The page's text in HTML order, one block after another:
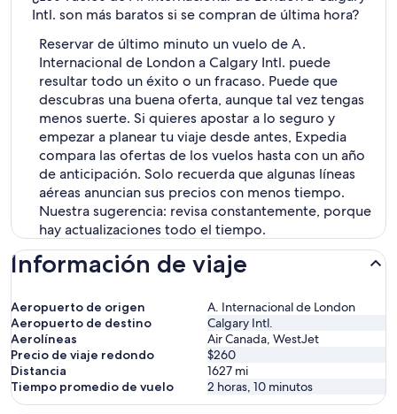
Intl. son más baratos si se compran de última hora?
Reservar de último minuto un vuelo de A.
Internacional de London a Calgary Intl. puede
resultar todo un éxito o un fracaso. Puede que
descubras una buena oferta, aunque tal vez tengas
menos suerte. Si quieres apostar a lo seguro y
empezar a planear tu viaje desde antes, Expedia
compara las ofertas de los vuelos hasta con un año
de anticipación. Solo recuerda que algunas líneas
aéreas anuncian sus precios con menos tiempo.
Nuestra sugerencia: revisa constantemente, porque
hay actualizaciones todo el tiempo.
Información de viaje
Aeropuerto de origen
A. Internacional de London
Aeropuerto de destino
Calgary Intl.
Aerolíneas
Air Canada, WestJet
Precio de viaje redondo
$260
Distancia
1627 mi
Tiempo promedio de vuelo
2 horas, 10 minutos